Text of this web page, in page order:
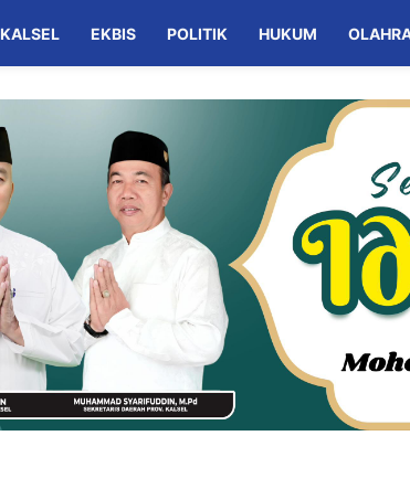
KALSEL EKBIS POLITIK HUKUM